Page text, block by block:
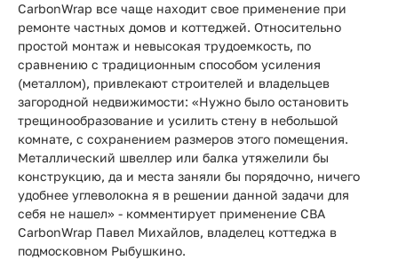
лист
Проектировщикам
Калькуляторы
Контакты
8
800
550-
CarbonWrap все чаще находит свое применение при
ремонте частных домов и коттеджей. Относительно
простой монтаж и невысокая трудоемкость, по
сравнению с традиционным способом усиления
(металлом), привлекают строителей и владельцев
загородной недвижимости: «Нужно было остановить
трещинообразование и усилить стену в небольшой
комнате, с сохранением размеров этого помещения.
Металлический швеллер или балка утяжелили бы
конструкцию, да и места заняли бы порядочно, ничего
удобнее углеволокна я в решении данной задачи для
себя не нашел» - комментирует применение СВА
CarbonWrap Павел Михайлов, владелец коттеджа в
подмосковном Рыбушкино.